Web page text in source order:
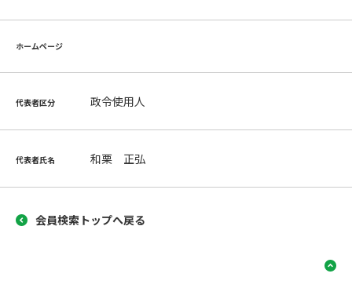
ホームページ
代表者区分 政令使用人
代表者氏名 和栗 正弘
会員検索トップへ戻る